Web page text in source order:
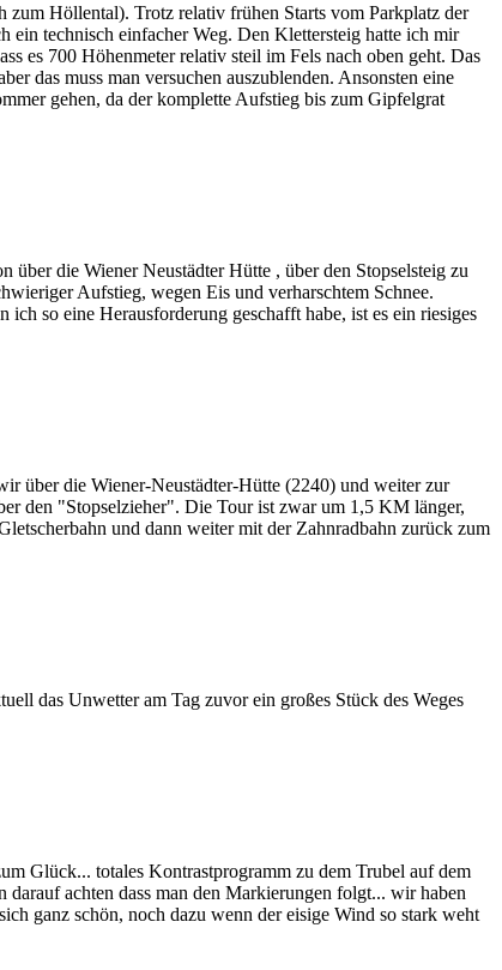
Höllental). Trotz relativ frühen Starts vom Parkplatz der
technisch einfacher Weg. Den Klettersteig hatte ich mir
es 700 Höhenmeter relativ steil im Fels nach oben geht. Das
das muss man versuchen auszublenden. Ansonsten eine
gehen, da der komplette Aufstieg bis zum Gipfelgrat
die Wiener Neustädter Hütte , über den Stopselsteig zu
Aufstieg, wegen Eis und verharschtem Schnee.
so eine Herausforderung geschafft habe, ist es ein riesiges
über die Wiener-Neustädter-Hütte (2240) und weiter zur
den "Stopselzieher". Die Tour ist zwar um 1,5 KM länger,
und dann weiter mit der Zahnradbahn zurück zum
das Unwetter am Tag zuvor ein großes Stück des Weges
Glück... totales Kontrastprogramm zu dem Trubel auf dem
achten dass man den Markierungen folgt... wir haben
ganz schön, noch dazu wenn der eisige Wind so stark weht